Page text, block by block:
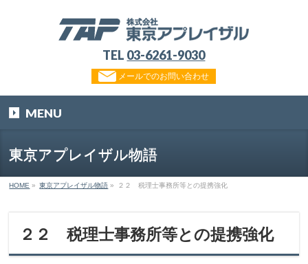
TEL 03-6261-9030
メールでのお問い合わせ
MENU
東京アプレイザル物語
HOME » 東京アプレイザル物語 » ２２ 税理士事務所等との提携強化
２２ 税理士事務所等との提携強化